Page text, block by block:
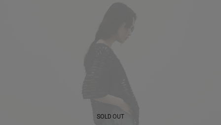
SOLD OUT